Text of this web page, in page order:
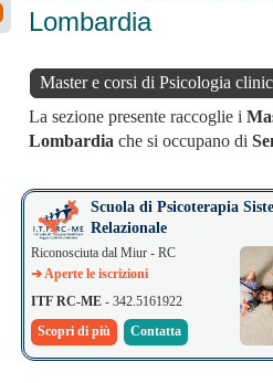
Lombardia
Master e corsi di Psicologia
La sezione presente raccoglie i
Lombardiache si occupano di
Scuola di Psicoterapia
Relazionale
Riconosciuta dal Miur - RC
➔ Aperte le iscrizioni
ITF RC-ME- 342.5161922
Scopri di più
Contatta